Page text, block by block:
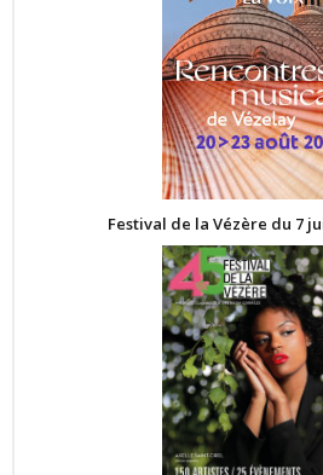
Festival de la Vézère du 7